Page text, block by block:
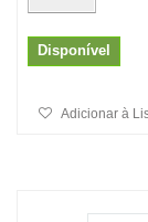
Disponível
Adicionar à